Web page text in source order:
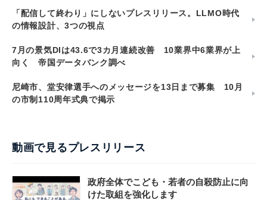
「配信して終わり」にしないプレスリリース。LLMO時代
の情報設計、3つの視点
7月の景気DIは43.6で3カ月連続改善 10業界中6業界が上
向く 帝国データバンク調べ
尼崎市、堂安律選手へのメッセージを13日まで募集 10月
の市制110周年式典で掲示
動画で見るプレスリリース
政府全体でこども・若者の自殺防止に向
けた取組を強化します